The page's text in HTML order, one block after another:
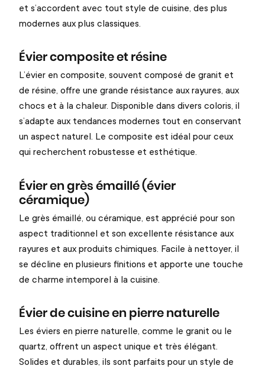
et s’accordent avec tout style de cuisine, des plus
modernes aux plus classiques.
Évier composite et résine
L’évier en composite, souvent composé de granit et
de résine, offre une grande résistance aux rayures, aux
chocs et à la chaleur. Disponible dans divers coloris, il
s’adapte aux tendances modernes tout en conservant
un aspect naturel. Le composite est idéal pour ceux
qui recherchent robustesse et esthétique.
Évier en grès émaillé (évier
céramique)
Le grès émaillé, ou céramique, est apprécié pour son
aspect traditionnel et son excellente résistance aux
rayures et aux produits chimiques. Facile à nettoyer, il
se décline en plusieurs finitions et apporte une touche
de charme intemporel à la cuisine.
Évier de cuisine en pierre naturelle
Les éviers en pierre naturelle, comme le granit ou le
quartz, offrent un aspect unique et très élégant.
Solides et durables, ils sont parfaits pour un style de